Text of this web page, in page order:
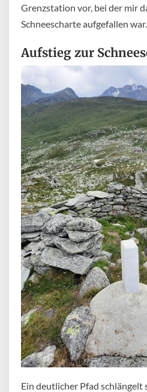
Grenzstation vor, bei der mir
Schneescharte aufgefallen war.
Aufstieg zur
Ein deutlicher Pfad schlängelt